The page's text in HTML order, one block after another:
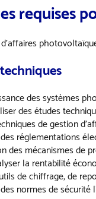
requises
des systèmes
des études
de gestion
réglementations
des mécanismes de
la rentabilité
de chiffrage, de
normes de